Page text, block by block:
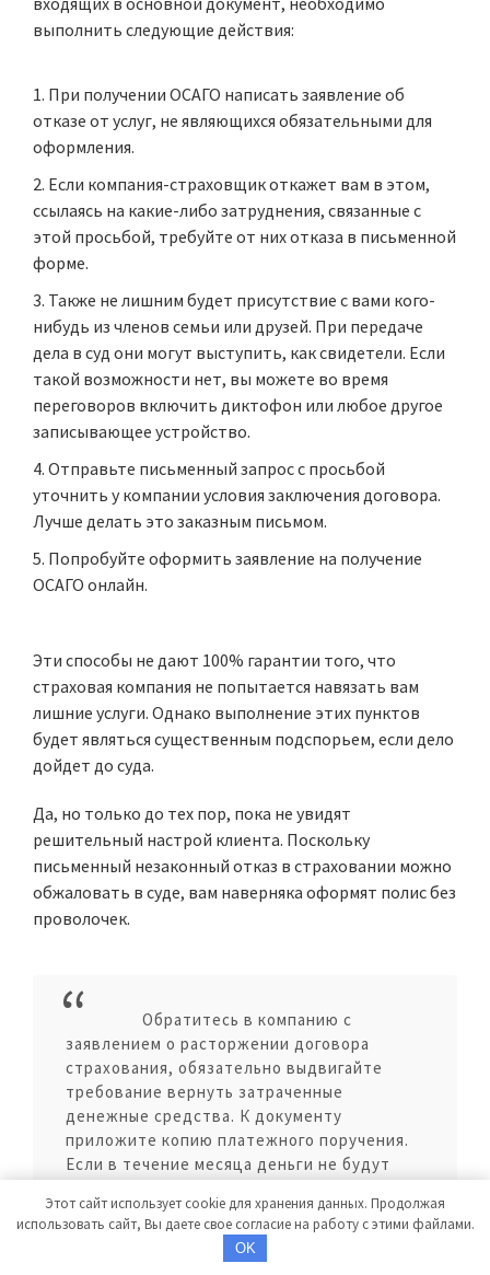
выполнить следующие действия:
При получении ОСАГО написать заявление об
отказе от услуг, не являющихся обязательными для
оформления.
Если компания-страховщик откажет вам в этом,
ссылаясь на какие-либо затруднения, связанные с
этой просьбой, требуйте от них отказа в письменной
форме.
Также не лишним будет присутствие с вами кого-
нибудь из членов семьи или друзей. При передаче
дела в суд они могут выступить, как свидетели. Если
такой возможности нет, вы можете во время
переговоров включить диктофон или любое другое
записывающее устройство.
Отправьте письменный запрос с просьбой
уточнить у компании условия заключения договора.
Лучше делать это заказным письмом.
Попробуйте оформить заявление на получение
ОСАГО онлайн.
Эти способы не дают 100% гарантии того, что
страховая компания не попытается навязать вам
лишние услуги. Однако выполнение этих пунктов
будет являться существенным подспорьем, если дело
дойдет до суда.
Да, но только до тех пор, пока не увидят
решительный настрой клиента. Поскольку
письменный незаконный отказ в страховании можно
обжаловать в суде, вам наверняка оформят полис без
проволочек.
Обратитесь в компанию с
заявлением о расторжении договора
страхования, обязательно выдвигайте
требование вернуть затраченные
денежные средства. К документу
приложите копию платежного поручения.
Если в течение месяца деньги не будут
обращайтесь с жалобой в
Роспотребнадзор и Центробанк, а с иском
Этот сайт использует cookie для хранения данных. Продолжая
использовать сайт, Вы даете свое согласие на работу с этими файлами.
OK